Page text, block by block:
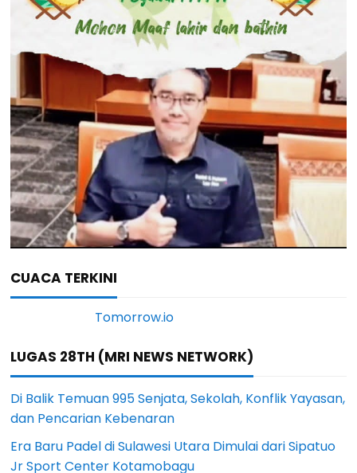
CUACA TERKINI
LUGAS 28TH (MRI NEWS NETWORK)
Di Balik Temuan 995 Senjata, Sekolah, Konflik Yayasan,
dan Pencarian Kebenaran
Era Baru Padel di Sulawesi Utara Dimulai dari Sipatuo
Jr Sport Center Kotamobagu